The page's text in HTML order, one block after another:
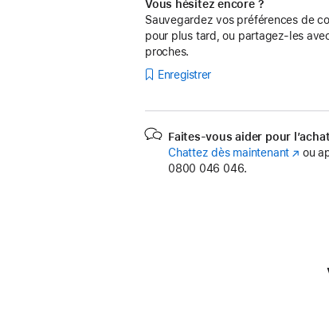
Vous hésitez encore ?
Sauvegardez vos préférences de
pour plus tard, ou partagez-les
proches.
Enregistrer
Faites-vous aider pour
Chattez dès maintenant (s’ouvre
ou
0800 046 046.